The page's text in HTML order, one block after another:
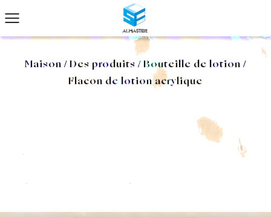
Maison /Des produits /Bouteille de lotion /
Flacon de lotion acrylique